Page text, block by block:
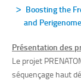
Boosting the
and
Présentation des
Le projet
séquençage haut